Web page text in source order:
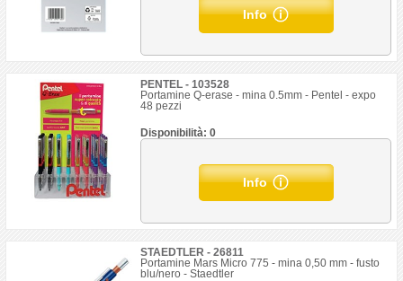
Info
PENTEL - 103528
Portamine Q-erase - mina 0.5mm - Pentel - expo
48 pezzi
Disponibilità: 0
Info
STAEDTLER - 26811
Portamine Mars Micro 775 - mina 0,50 mm - fusto
blu/nero - Staedtler